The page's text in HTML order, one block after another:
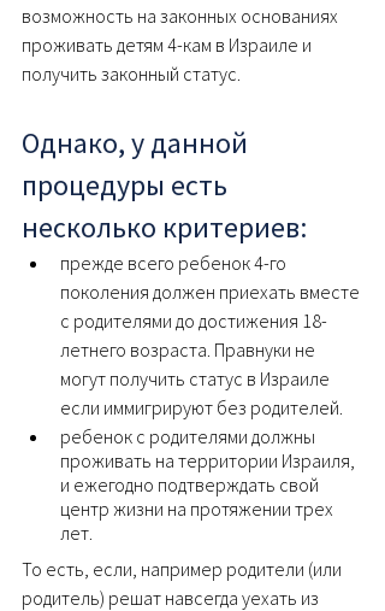
возможность на законных основаниях
проживать детям 4-кам в Израиле и
получить законный статус.
Однако, у данной
процедуры есть
несколько критериев:
прежде всего ребенок 4-го
поколения должен приехать вместе
с родителями до достижения 18-
летнего возраста. Правнуки не
могут получить статус в Израиле
если иммигрируют без родителей.
ребенок с родителями должны
проживать на территории Израиля,
и ежегодно подтверждать свой
центр жизни на протяжении трех
лет.
То есть, если, например родители (или
родитель) решат навсегда уехать из